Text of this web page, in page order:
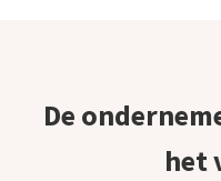
De
het